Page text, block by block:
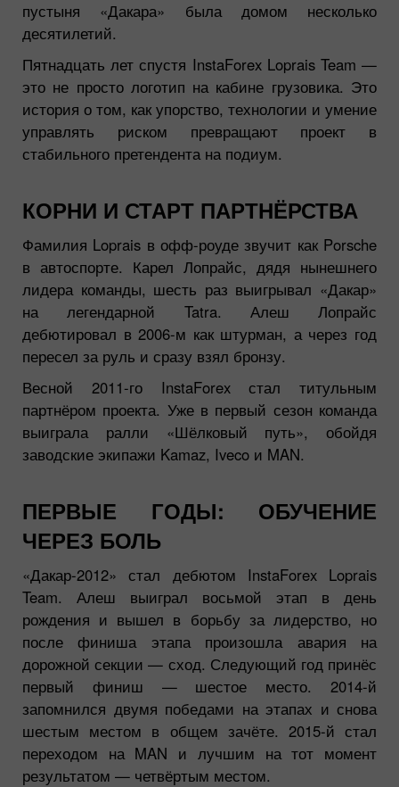
пустыня «Дакара» была домом несколько
десятилетий.
Пятнадцать лет спустя InstaForex Loprais Team —
это не просто логотип на кабине грузовика. Это
история о том, как упорство, технологии и умение
управлять риском превращают проект в
стабильного претендента на подиум.
КОРНИ И СТАРТ ПАРТНЁРСТВА
Фамилия Loprais в офф-роуде звучит как Porsche
в автоспорте. Карел Лопрайс, дядя нынешнего
лидера команды, шесть раз выигрывал «Дакар»
на легендарной Tatra. Алеш Лопрайс
дебютировал в 2006-м как штурман, а через год
пересел за руль и сразу взял бронзу.
Весной 2011-го InstaForex стал титульным
партнёром проекта. Уже в первый сезон команда
выиграла ралли «Шёлковый путь», обойдя
заводские экипажи Kamaz, Iveco и MAN.
ПЕРВЫЕ ГОДЫ: ОБУЧЕНИЕ
ЧЕРЕЗ БОЛЬ
«Дакар-2012» стал дебютом InstaForex Loprais
Team. Алеш выиграл восьмой этап в день
рождения и вышел в борьбу за лидерство, но
после финиша этапа произошла авария на
дорожной секции — сход. Следующий год принёс
первый финиш — шестое место. 2014-й
запомнился двумя победами на этапах и снова
шестым местом в общем зачёте. 2015-й стал
переходом на MAN и лучшим на тот момент
результатом — четвёртым местом.